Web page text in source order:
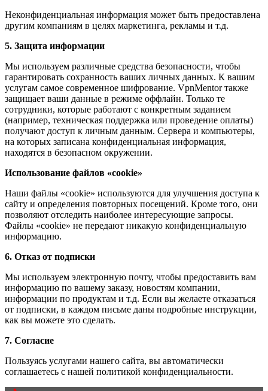
Неконфиденциальная информация может быть предоставлена
другим компаниям в целях маркетинга, рекламы и т.д.
5. Защита информации
Мы используем различные средства безопасности, чтобы
гарантировать сохранность ваших личных данных. К вашим
услугам самое современное шифрование. VpnMentor также
защищает ваши данные в режиме оффлайн. Только те
сотрудники, которые работают с конкретным заданием
(например, техническая поддержка или проведение оплаты)
получают доступ к личным данным. Сервера и компьютеры,
на которых записана конфиденциальная информация,
находятся в безопасном окружении.
Использование файлов «cookie»
Наши файлы «cookie» используются для улучшения доступа к
сайту и определения повторных посещений. Кроме того, они
позволяют отследить наиболее интересующие запросы.
Файлы «cookie» не передают никакую конфиденциальную
информацию.
6. Отказ от подписки
Мы используем электронную почту, чтобы предоставить вам
информацию по вашему заказу, новостям компании,
информации по продуктам и т.д. Если вы желаете отказаться
от подписки, в каждом письме даны подробные инструкции,
как вы можете это сделать.
7. Согласие
Пользуясь услугами нашего сайта, вы автоматически
соглашаетесь с нашей политикой конфиденциальности.